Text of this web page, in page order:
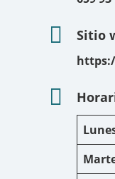
Sitio